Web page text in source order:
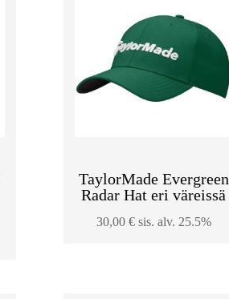
TaylorMade Evergreen
Radar Hat eri väreissä
30,00 € sis. alv. 25.5%